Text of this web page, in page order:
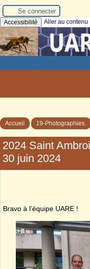
Se connecter
Accessibilité Aller au contenu
Accueil 19-Photographies.
2024 Saint
30 juin 2024
Bravo à l’équipe UARE !